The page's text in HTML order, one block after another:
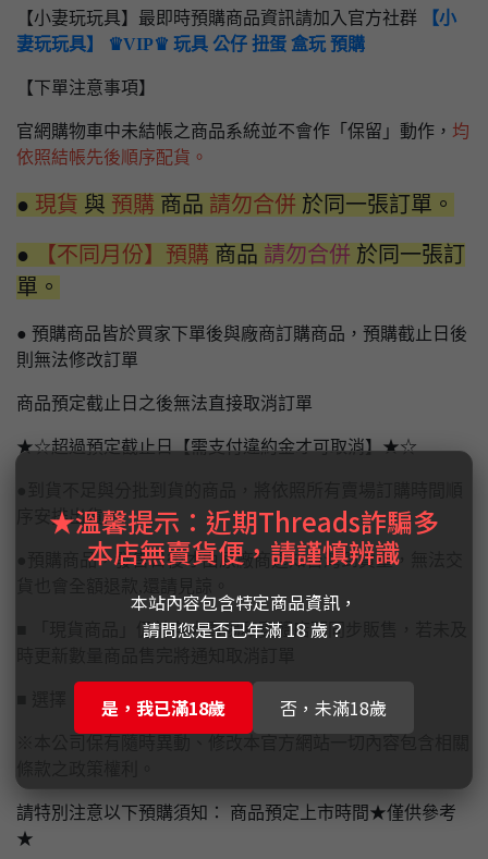
【小妻玩玩具】最即時預購商品資訊請加入官方社群
【小
妻玩玩具】 ♛VIP♛ 玩具 公仔 扭蛋 盒玩 預購
【下單注意事項】
官網購物車中未結帳之商品系統並不會作「保留」動作， 均
依照結帳先後順序配貨。
● 現貨 與 預購 商品 請勿合併 於同一張訂單。
● 【不同月份】預購 商品 請勿合併 於同一張訂
單。
● 預購商品皆於買家下單後與廠商訂購商品，預購截止日後
則無法修改訂單
商品預定截止日之後無法直接取消訂單
★☆超過預定截止日【需支付違約金才可取消】★☆
序安排出貨。
●預購商品，發售日後才由原廠商通知台灣到貨量，無法交
■ 「現貨商品」仍於各大賣場和實體店面同步販售，若未及
■ 選擇【實體門市自取】請先付款完畢才予以保留
請特別注意以下預購須知： 商品預定上市時間★僅供參考
★
★溫馨提示：近期Threads詐騙多
本店無賣貨便，請謹慎辨識
本站內容包含特定商品資訊，
請問您是否已年滿 18 歲？
是，我已滿18歲 否，未滿18歲